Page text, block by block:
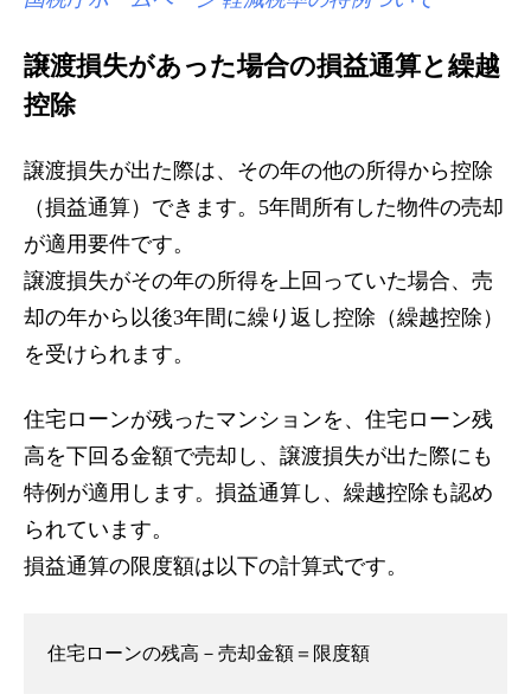
譲渡損失があった場合の損益通算と繰越
控除
譲渡損失が出た際は、その年の他の所得から控除
（損益通算）できます。5年間所有した物件の売却
が適用要件です。
譲渡損失がその年の所得を上回っていた場合、売
却の年から以後3年間に繰り返し控除（繰越控除）
を受けられます。
住宅ローンが残ったマンションを、住宅ローン残
高を下回る金額で売却し、譲渡損失が出た際にも
特例が適用します。損益通算し、繰越控除も認め
られています。
損益通算の限度額は以下の計算式です。
住宅ローンの残高－売却金額＝限度額